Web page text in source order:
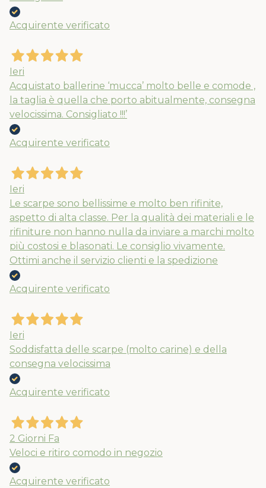
Acquirente verificato
Ieri
Acquistato ballerine ‘mucca’ molto belle e comode ,
la taglia è quella che porto abitualmente, consegna
velocissima. Consigliato !!!’
Acquirente verificato
Ieri
Le scarpe sono bellissime e molto ben rifinite,
aspetto di alta classe. Per la qualità dei materiali e le
rifiniture non hanno nulla da inviare a marchi molto
più costosi e blasonati. Le consiglio vivamente.
Ottimi anche il servizio clienti e la spedizione
Acquirente verificato
Ieri
Soddisfatta delle scarpe (molto carine) e della
consegna velocissima
Acquirente verificato
2 Giorni Fa
Veloci e ritiro comodo in negozio
Acquirente verificato
Spedizioni garantite prima della
chiusura solo per gli ordini effettuati
entro il 5/08
APPROFITTANE ORA